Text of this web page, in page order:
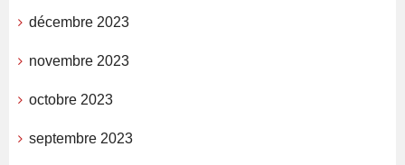
décembre 2023
novembre 2023
octobre 2023
septembre 2023